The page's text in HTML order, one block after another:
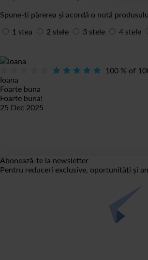
Spune-ți părerea și acordă o notă
1 stea
2 stele 3 stele 4 stele
100 % of
Ioana
Foarte buna
Foarte buna!
25 Dec 2025
Abonează-te la newsletter
Pentru reduceri exclusive, oportunități și